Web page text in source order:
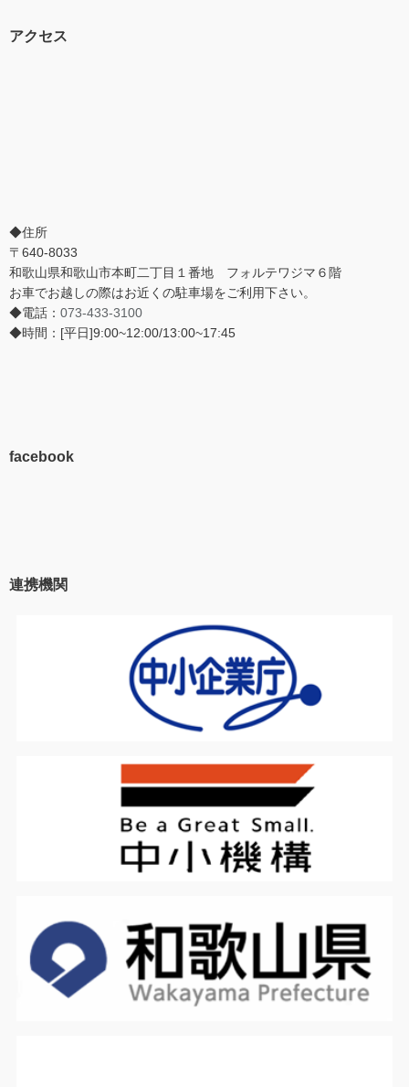
アクセス
◆住所
〒640-8033
和歌山県和歌山市本町二丁目１番地 フォルテワジマ６階
お車でお越しの際はお近くの駐車場をご利用下さい。
◆電話： 073-433-3100
◆時間：[平日]9:00~12:00/13:00~17:45
facebook
連携機関